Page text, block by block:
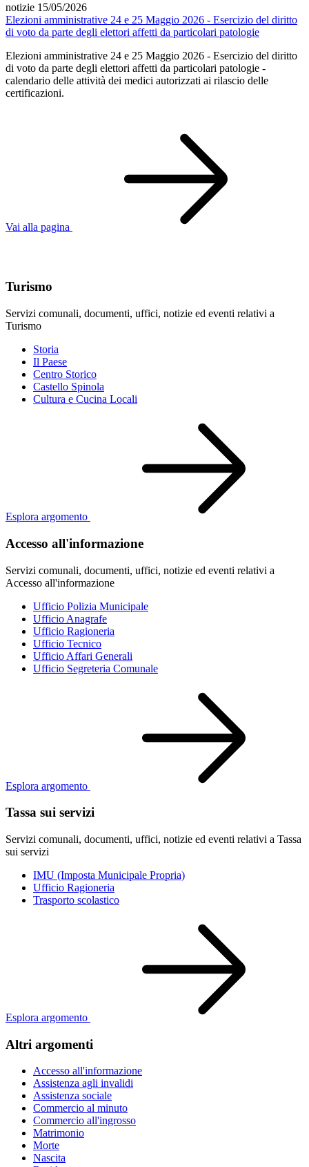
notizie 15/05/2026
Elezioni amministrative 24 e 25 Maggio 2026 - Esercizio del diritto
di voto da parte degli elettori affetti da particolari patologie
Elezioni amministrative 24 e 25 Maggio 2026 - Esercizio del diritto
di voto da parte degli elettori affetti da particolari patologie -
calendario delle attività dei medici autorizzati ai rilascio delle
certificazioni.
Vai alla pagina
Turismo
Servizi comunali, documenti, uffici, notizie ed eventi relativi a
Turismo
Storia
Il Paese
Centro Storico
Castello Spinola
Cultura e Cucina Locali
Esplora argomento
Accesso all'informazione
Servizi comunali, documenti, uffici, notizie ed eventi relativi a
Accesso all'informazione
Ufficio Polizia Municipale
Ufficio Anagrafe
Ufficio Ragioneria
Ufficio Tecnico
Ufficio Affari Generali
Ufficio Segreteria Comunale
Esplora argomento
Tassa sui servizi
Servizi comunali, documenti, uffici, notizie ed eventi relativi a Tassa
sui servizi
IMU (Imposta Municipale Propria)
Ufficio Ragioneria
Trasporto scolastico
Esplora argomento
Altri argomenti
Accesso all'informazione
Assistenza agli invalidi
Assistenza sociale
Commercio al minuto
Commercio all'ingrosso
Matrimonio
Morte
Nascita